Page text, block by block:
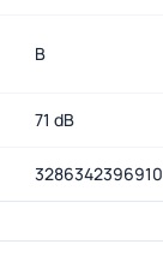
B
71 dB
3286342396910